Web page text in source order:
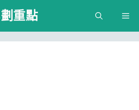
重點